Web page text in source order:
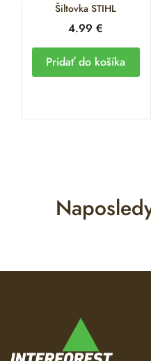
Šiltovka STIHL
4.99€
Pridať do košíka